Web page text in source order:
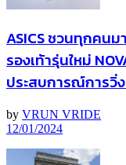
ASICS ชวนทุกคนม
รองเท้ารุ่นใหม่
ประสบการณ์การวิ่
by VRUN VRIDE
12/01/2024